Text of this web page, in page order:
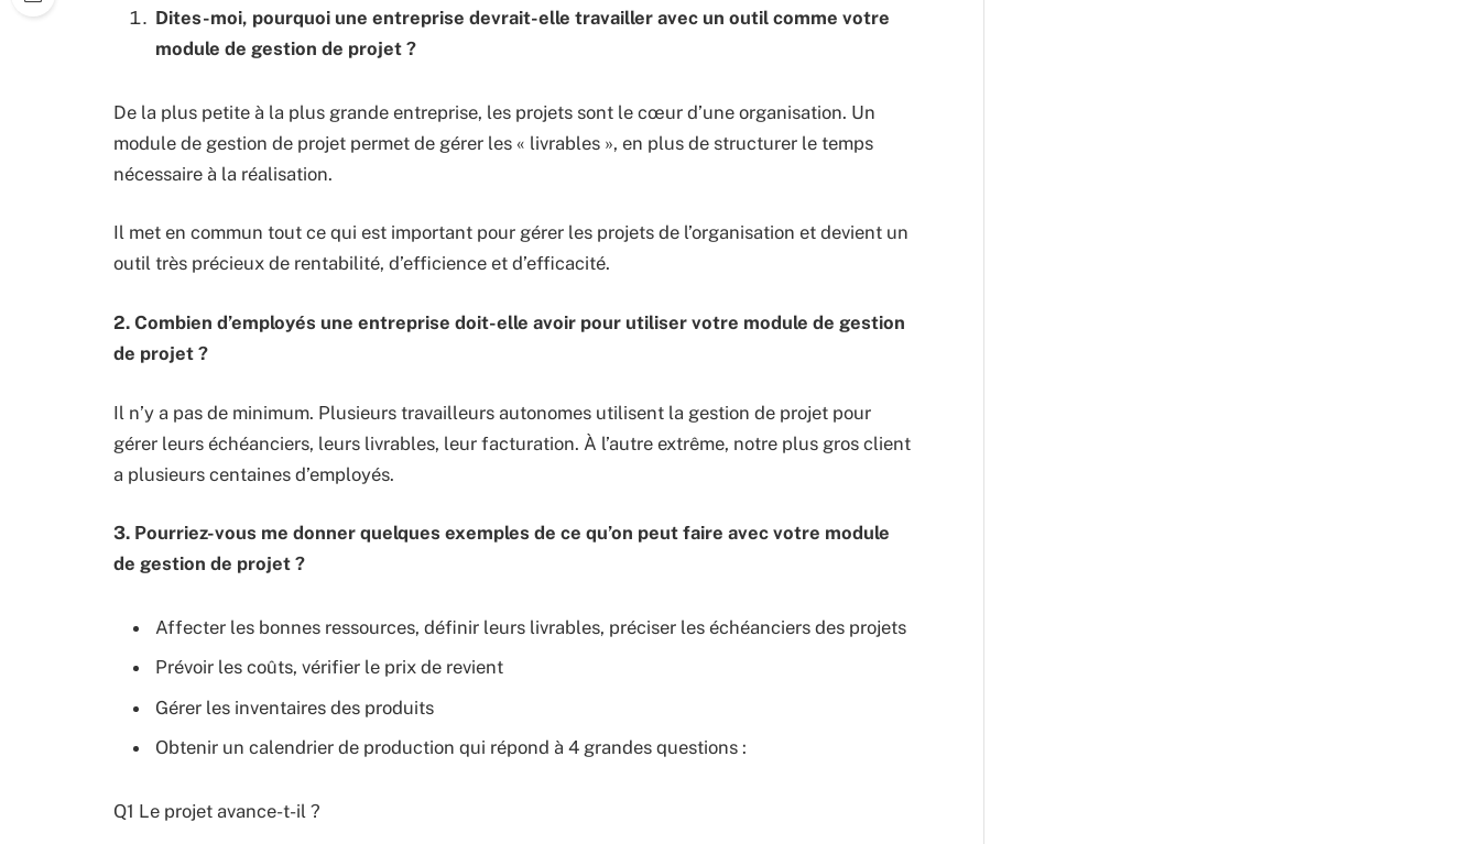
Dites-moi, pourquoi une entreprise devrait-elle travailler avec un outil comme votre
module de gestion de projet ?
De la plus petite à la plus grande entreprise, les projets sont le cœur d’une organisation. Un
module de gestion de projet permet de gérer les « livrables », en plus de structurer le temps
nécessaire à la réalisation.
Il met en commun tout ce qui est important pour gérer les projets de l’organisation et devient un
outil très précieux de rentabilité, d’efficience et d’efficacité.
2. Combien d’employés une entreprise doit-elle avoir pour utiliser votre module de gestion
de projet ?
Il n’y a pas de minimum. Plusieurs travailleurs autonomes utilisent la gestion de projet pour
gérer leurs échéanciers, leurs livrables, leur facturation. À l’autre extrême, notre plus gros client
a plusieurs centaines d’employés.
3. Pourriez-vous me donner quelques exemples de ce qu’on peut faire avec votre module
de gestion de projet ?
Affecter les bonnes ressources, définir leurs livrables, préciser les échéanciers des projets
Prévoir les coûts, vérifier le prix de revient
Gérer les inventaires des produits
Obtenir un calendrier de production qui répond à 4 grandes questions :
Q1 Le projet avance-t-il ?